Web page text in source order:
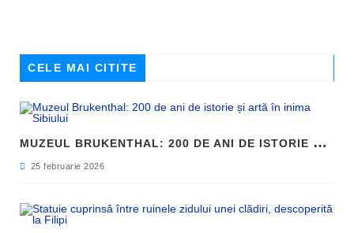
CELE MAI CITITE
M
UZEUL BRUKENTHAL: 200 DE ANI DE ISTORIE ȘI ARTĂ ÎN INIMA SIBIULUI
25 februarie 2026